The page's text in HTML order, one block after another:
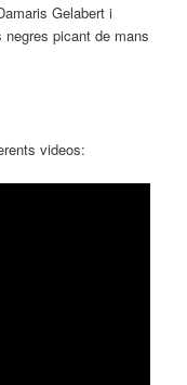
Gelabert i
picant de mans
videos: